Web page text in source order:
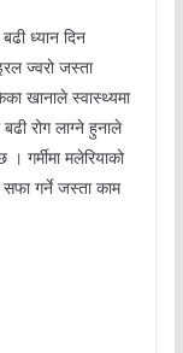
ध्यान दिन
ज्वरो जस्ता
खानाले स्वास्थ्यमा
रोग लाग्ने हुनाले
गर्मीमा मलेरियाको
गर्ने जस्ता काम